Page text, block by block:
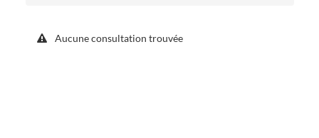
Aucune consultation trouvée